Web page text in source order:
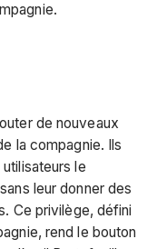
de nouveaux
la compagnie. Ils
le
leur donner des
Ce privilège, défini
rend le bouton